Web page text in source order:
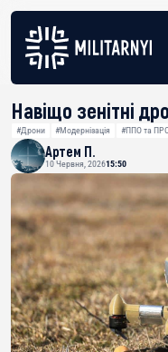
Навіщо зенітні
#Дрони #Модернізація #ППО та
Артем П.
10 Червня, 202615:50